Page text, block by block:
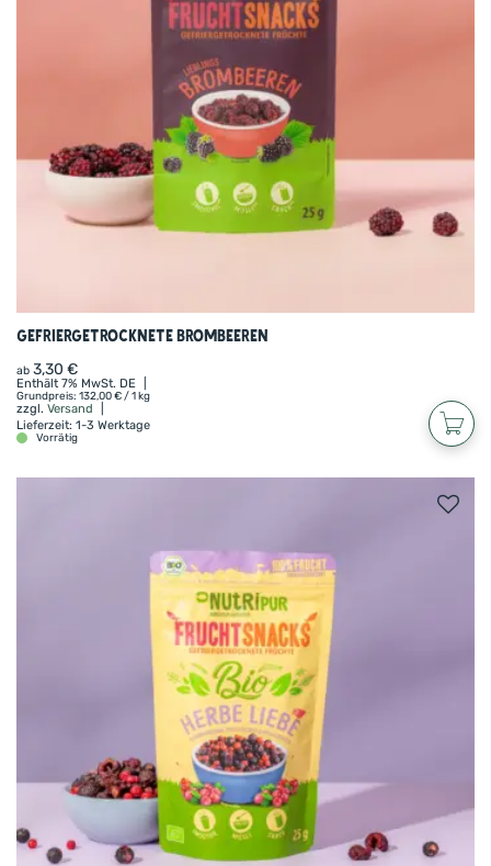
Läuft dir schon das Wasser im Mund zusammen?
Dann greif zu und erlebe den vollen Geschmack
sonnengereifter Aprikosen – ganz ohne Zusätze!
Auch unsere anderen gefriergetrockneten Bio-
Früchte warten schon darauf, von dir entdeckt zu
werden: Wie wäre es mit süßer Erdbeere, cremiger
Banane oder unserer beliebten Fruchtmischung
„Herbe Liebe“? Du hast die Qual der Wahl!
Gefriergetrocknete Brombeeren
ab 3,30 €
Enthält 7% MwSt. DE
Grundpreis: 132,00€/ 1 kg
zzgl. Versand
Lieferzeit: 1-3 Werktage
Vorrätig